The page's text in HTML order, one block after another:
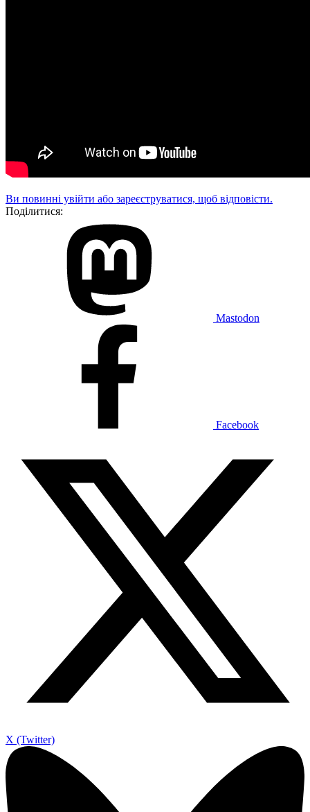
Ви повинні увійти або зареєструватися, щоб відповісти.
Поділитися:
Mastodon
Facebook
X (Twitter)